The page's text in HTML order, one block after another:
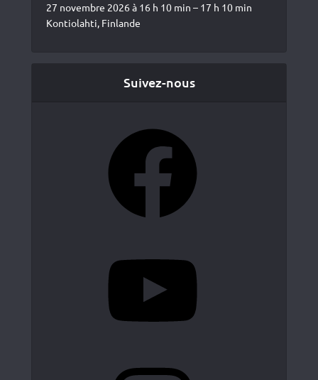
27 novembre 2026 à 16 h 10 min – 17 h 10 min
Kontiolahti, Finlande
Suivez-nous